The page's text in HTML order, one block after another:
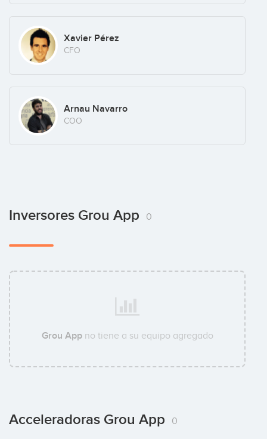
Xavier Pérez
CFO
Arnau Navarro
COO
Inversores Grou App 0
Grou Appno tiene a su equipo agregado
Acceleradoras Grou App 0